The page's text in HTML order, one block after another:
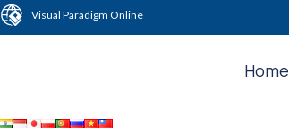
Visual Paradigm Online
Home